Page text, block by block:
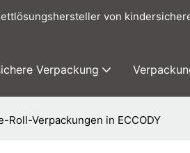
von
Verpackung
Roll-Verpackungen in ECCODY